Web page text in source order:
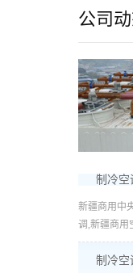
公司
制冷空
新疆商用中
调,新疆商用
制冷空